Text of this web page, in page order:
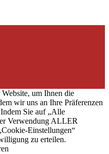
um Ihnen die
wir uns an Ihre Präferenzen
Sie auf „Alle
Verwendung ALLER
Einstellungen“
zu erteilen.